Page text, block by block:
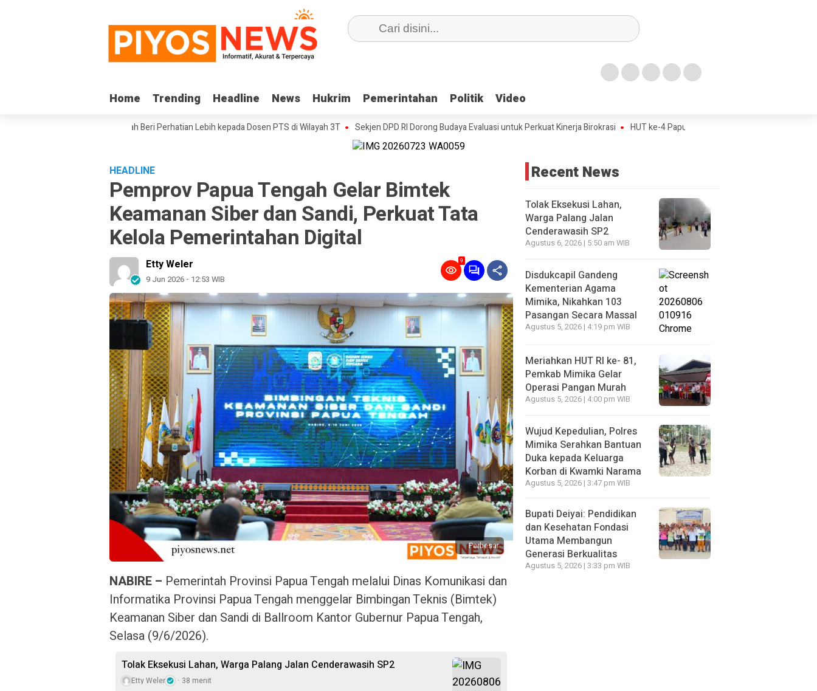
Home Trending Headline News Hukrim Pemerintahan Politik Video
Home Trending Headline News Hukrim Pemerintahan Politik Video
DPD RI Minta Pemerintah Beri Perhatian Lebih kepada Dosen PTS di Wilayah 3T Sekjen DPD RI Dorong Budaya Evaluasi untuk Perkuat Kinerja Birokrasi HUT ke-4 Papua Tengah Jadi Titik Awal Program
HEADLINE
Pemprov Papua Tengah Gelar Bimtek
Keamanan Siber dan Sandi, Perkuat Tata
Kelola Pemerintahan Digital
Etty Weler
9 Jun 2026 - 12:53 WIB
9
Perbesar
NABIRE – Pemerintah Provinsi Papua Tengah melalui Dinas Komunikasi dan
Informatika Provinsi Papua Tengah menggelar Bimbingan Teknis (Bimtek)
Keamanan Siber dan Sandi di Ballroom Kantor Gubernur Papua Tengah,
Selasa (9/6/2026).
Tolak Eksekusi Lahan, Warga Palang Jalan Cenderawasih SP2
Etty Weler 38 menit
Recent News
Tolak Eksekusi Lahan,
Warga Palang Jalan
Cenderawasih SP2
Agustus 6, 2026 | 5:50 am WIB
Disdukcapil Gandeng
Kementerian Agama
Mimika, Nikahkan 103
Pasangan Secara Massal
Agustus 5, 2026 | 4:19 pm WIB
Meriahkan HUT RI ke- 81,
Pemkab Mimika Gelar
Operasi Pangan Murah
Agustus 5, 2026 | 4:00 pm WIB
Wujud Kepedulian, Polres
Mimika Serahkan Bantuan
Duka kepada Keluarga
Korban di Kwamki Narama
Agustus 5, 2026 | 3:47 pm WIB
Bupati Deiyai: Pendidikan
dan Kesehatan Fondasi
Utama Membangun
Generasi Berkualitas
Agustus 5, 2026 | 3:33 pm WIB